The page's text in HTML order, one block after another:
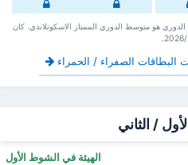
هو متوسط الدوري الممتاز الاسكوتلاندي. كان
البطاقات الصفراء / الحمراء
/ الثاني
‏الهيئة في الشوط الأول